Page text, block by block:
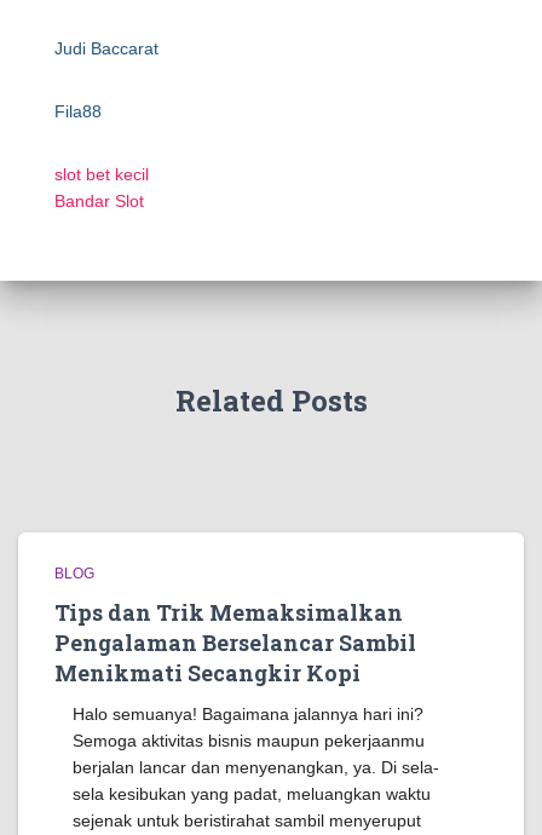
Judi Baccarat
Fila88
slot bet kecil
Bandar Slot
Related Posts
BLOG
Tips dan Trik Memaksimalkan
Pengalaman Berselancar Sambil
Menikmati Secangkir Kopi
Halo semuanya! Bagaimana jalannya hari ini?
Semoga aktivitas bisnis maupun pekerjaanmu
berjalan lancar dan menyenangkan, ya. Di sela-
sela kesibukan yang padat, meluangkan waktu
sejenak untuk beristirahat sambil menyeruput